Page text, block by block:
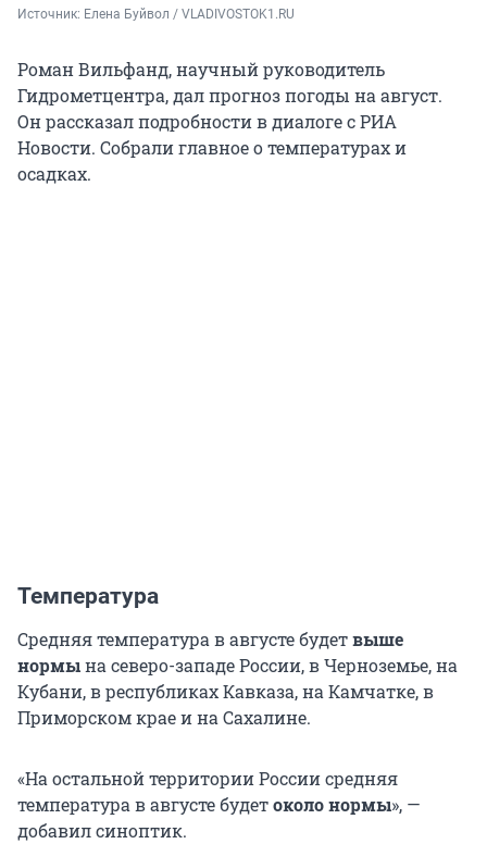
Источник: Елена Буйвол / VLADIVOSTOK1.RU
Роман Вильфанд, научный руководитель
Гидрометцентра, дал прогноз погоды на август.
Он рассказал подробности в диалоге с РИА
Новости. Собрали главное о температурах и
осадках.
Температура
Средняя температура в августе будетвыше
нормына северо-западе России, в Черноземье, на
Кубани, в республиках Кавказа, на Камчатке, в
Приморском крае и на Сахалине.
«На остальной территории России средняя
температура в августе будетоколо нормы», —
добавил синоптик.